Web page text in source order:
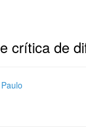
crítica de